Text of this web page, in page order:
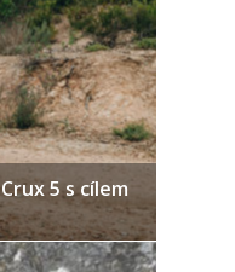
5 s cílem